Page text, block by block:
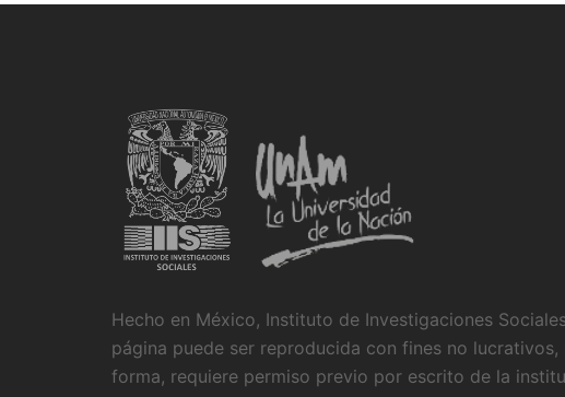
Hecho en México, Instituto de Investigaciones
página puede ser reproducida con fines no
forma, requiere permiso previo por escrito de la